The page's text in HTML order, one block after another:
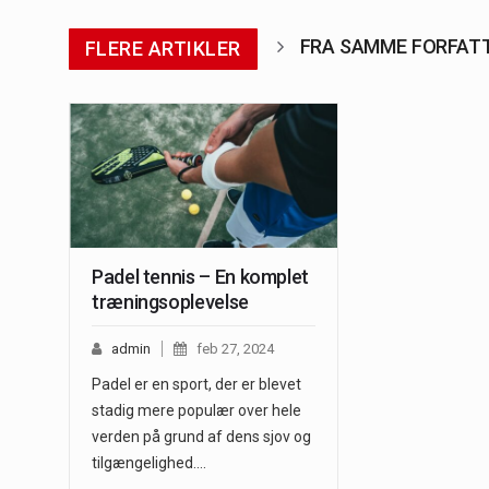
FLERE ARTIKLER FRA SAMME
Padel tennis – En komplet
træningsoplevelse
admin feb 27, 2024
Padel er en sport, der er blevet
stadig mere populær over hele
verden på grund af dens sjov og
tilgængelighed.…